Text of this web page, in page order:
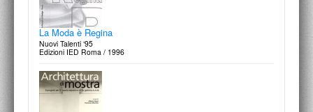
La Moda è Regina
Nuovi Talenti ‘95
Edizioni IED Roma / 1996